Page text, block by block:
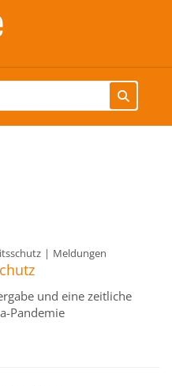
| Meldungen
und eine zeitliche
Pandemie